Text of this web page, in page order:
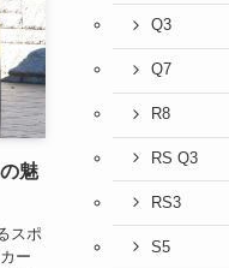
魅
スポ
ー
Q3
Q7
R8
RS Q3
RS3
S5